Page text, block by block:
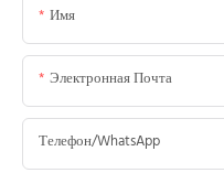
Имя
Электронная Почта
Телефон/WhatsApp